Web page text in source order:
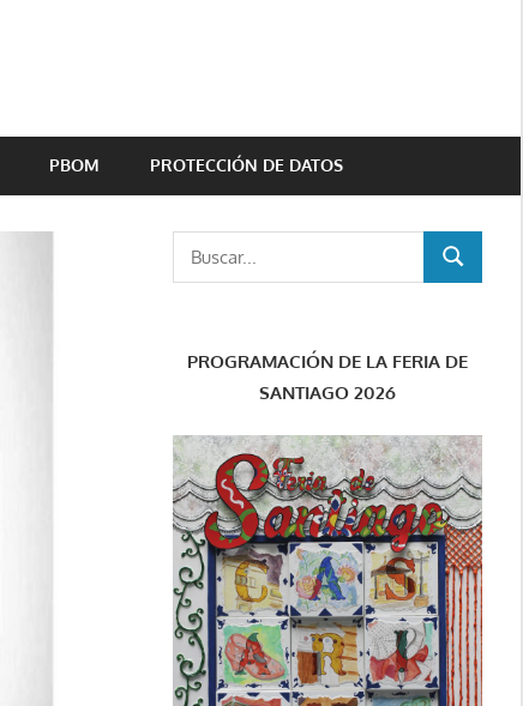
PBOM PROTECCIÓN DE DATOS
BUSCAR
PROGRAMACIÓN DE LA FERIA DE
SANTIAGO 2026